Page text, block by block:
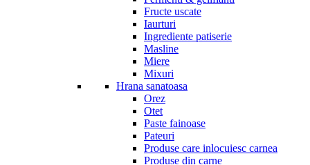
Fructe uscate
Iaurturi
Ingrediente patiserie
Masline
Miere
Mixuri
Hrana sanatoasa
Orez
Otet
Paste fainoase
Pateuri
Produse care inlocuiesc carnea
Produse din carne